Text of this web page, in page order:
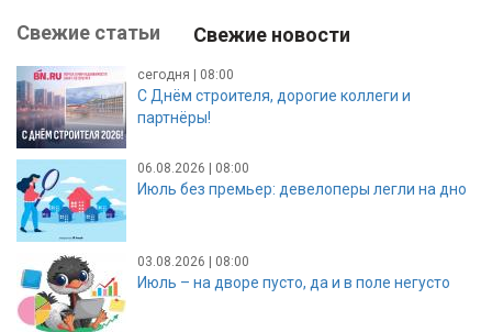
Свежие статьи Свежие новости
сегодня | 08:00
С Днём строителя, дорогие коллеги и
партнёры!
06.08.2026 | 08:00
Июль без премьер: девелоперы легли на дно
03.08.2026 | 08:00
Июль – на дворе пусто, да и в поле негусто